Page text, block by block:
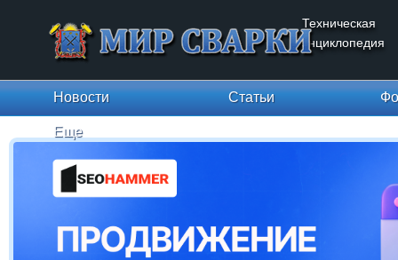
Техническая
энциклопедия
Новости Статьи
Еще